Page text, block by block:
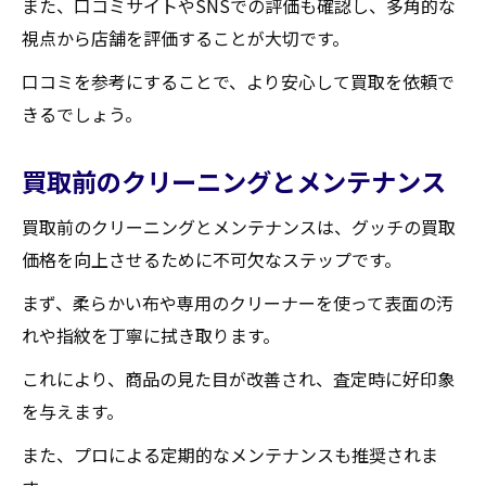
また、口コミサイトやSNSでの評価も確認し、多角的な
視点から店舗を評価することが大切です。
口コミを参考にすることで、より安心して買取を依頼で
きるでしょう。
買取前のクリーニングとメンテナンス
買取前のクリーニングとメンテナンスは、グッチの買取
価格を向上させるために不可欠なステップです。
まず、柔らかい布や専用のクリーナーを使って表面の汚
れや指紋を丁寧に拭き取ります。
これにより、商品の見た目が改善され、査定時に好印象
を与えます。
また、プロによる定期的なメンテナンスも推奨されま